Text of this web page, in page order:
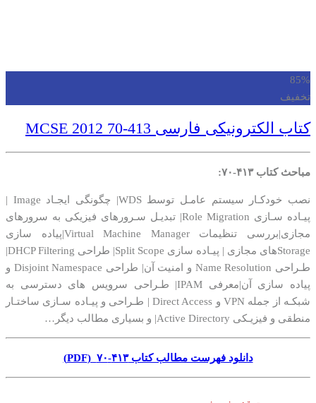
85%
تخفیف
کتاب الکترونیکی فارسی MCSE 2012 70-413
مباحث کتاب ۴۱۳-۷۰:
نصب خودکـار سیستم عامـل توسط WDS| چگونگی ایجـاد Image |
پیـاده سـازی Role Migration| تبدیـل سـرورهای فیزیکی به سرورهای
مجازی|بررسی تنظیمات Virtual Machine Manager|پیاده سازی
Storageهای مجازی | پیـاده سازی Split Scope| طراحی DHCP Filtering|
طـراحی Name Resolution و امنیت آن| طراحی Disjoint Namespace و
پیاده سازی آن|معرفی IPAM| طـراحی سرویس های دسترسی به
شبکـه از جمله VPN و Direct Access | طـراحی و پیـاده سـازی ساختـار
منطقی و فیزیـکی Active Directory| و بسیاری مطالب دیگر…
دانلود فهرست مطالب کتاب ۴۱۳-۷۰ (PDF)